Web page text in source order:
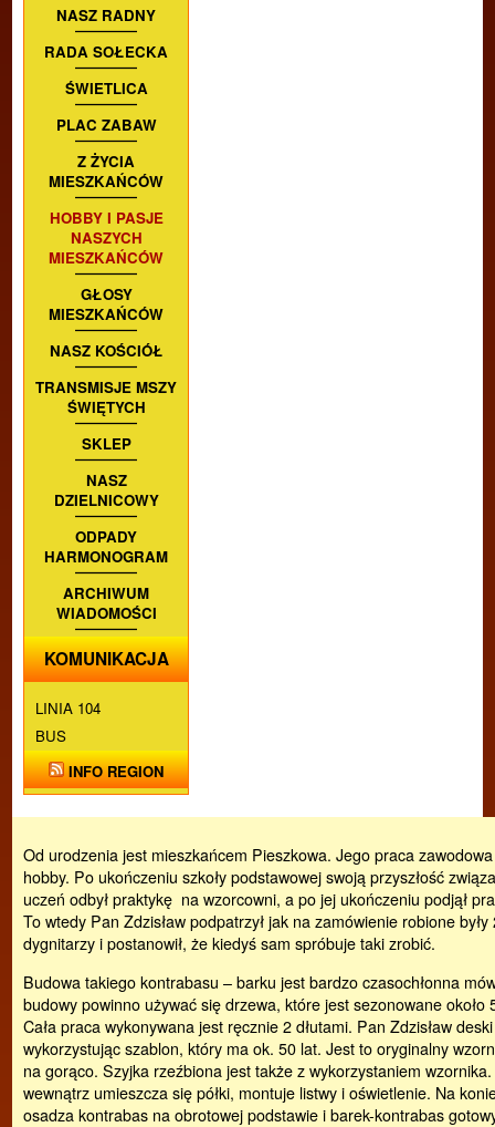
NASZ RADNY
RADA SOŁECKA
ŚWIETLICA
PLAC ZABAW
Z ŻYCIA
MIESZKAŃCÓW
HOBBY I PASJE
NASZYCH
MIESZKAŃCÓW
GŁOSY
MIESZKAŃCÓW
NASZ KOŚCIÓŁ
TRANSMISJE MSZY
ŚWIĘTYCH
SKLEP
NASZ
DZIELNICOWY
ODPADY
HARMONOGRAM
ARCHIWUM
WIADOMOŚCI
KOMUNIKACJA
LINIA 104
BUS
INFO REGION
Od urodzenia jest mieszkańcem Pieszkowa. Jego praca
hobby. Po ukończeniu szkoły podstawowej swoją przyszłość
uczeń odbył praktykę na wzorcowni, a po jej ukończeniu podjął
To wtedy Pan Zdzisław podpatrzył jak na zamówienie robione
dygnitarzy i postanowił, że kiedyś sam spróbuje taki zrobić.
Budowa takiego kontrabasu – barku jest bardzo czasochłonna
budowy powinno używać się drzewa, które jest sezonowane około
Cała praca wykonywana jest ręcznie 2 dłutami. Pan Zdzisław
wykorzystując szablon, który ma ok. 50 lat. Jest to oryginalny
na gorąco. Szyjka rzeźbiona jest także z wykorzystaniem wzornika.
wewnątrz umieszcza się półki, montuje listwy i oświetlenie. Na
osadza kontrabas na obrotowej podstawie i barek-kontrabas